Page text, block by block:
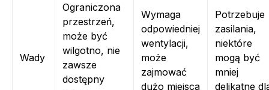
Wady
Ograniczona
przestrzeń,
może być
wilgotno, nie
zawsze
dostępny
Wymaga
odpowiedniej
wentylacji,
może
zajmować
dużo miejsca
Potrzebuje
zasilania,
niektóre
mogą być
mniej
delikatne